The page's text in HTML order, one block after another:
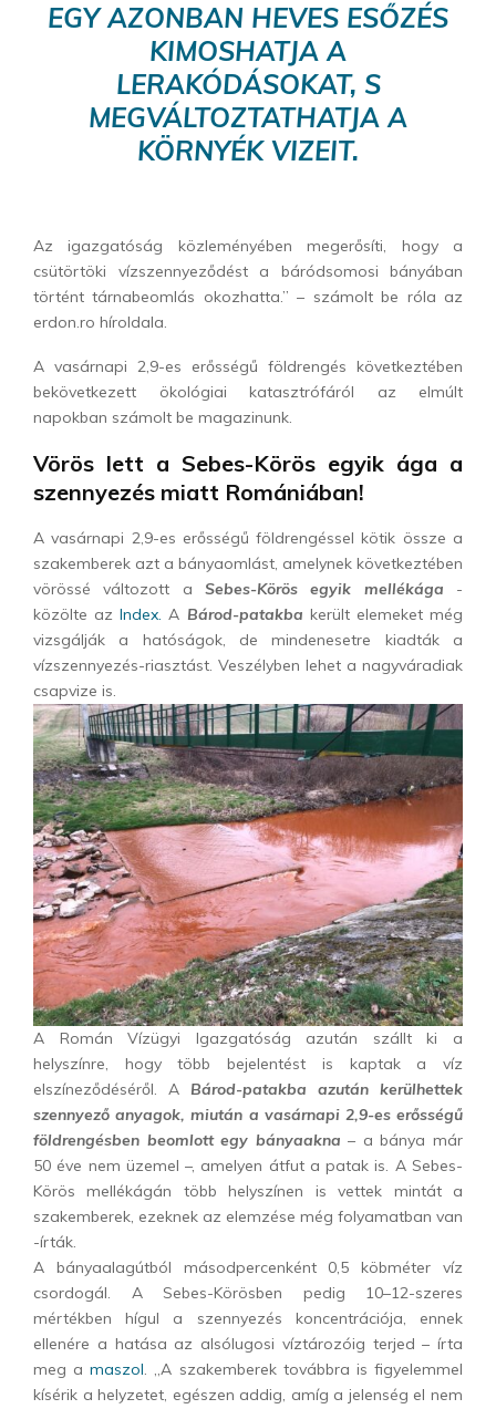
EGY AZONBAN HEVES ESŐZÉS
KIMOSHATJA A
LERAKÓDÁSOKAT, S
MEGVÁLTOZTATHATJA A
KÖRNYÉK VIZEIT.
Az igazgatóság közleményében megerősíti, hogy a
csütörtöki vízszennyeződést a báródsomosi bányában
történt tárnabeomlás okozhatta.” – számolt be róla az
erdon.ro híroldala.
A vasárnapi 2,9-es erősségű földrengés következtében
bekövetkezett ökológiai katasztrófáról az elmúlt
napokban számolt be magazinunk.
Vörös lett a Sebes-Körös egyik ága a
szennyezés miatt Romániában!
A vasárnapi 2,9-es erősségű földrengéssel kötik össze a
szakemberek azt a bányaomlást, amelynek következtében
vörössé változott a Sebes-Körös egyik mellékága -
közölte azIndex. A Bárod-patakba került elemeket még
vizsgálják a hatóságok, de mindenesetre kiadták a
vízszennyezés-riasztást. Veszélyben lehet a nagyváradiak
csapvize is.
A Román Vízügyi Igazgatóság azután szállt ki a
helyszínre, hogy több bejelentést is kaptak a víz
elszíneződéséről. A Bárod-patakba azután kerülhettek
szennyező anyagok, miután a vasárnapi 2,9-es erősségű
földrengésben beomlott egy bányaakna – a bánya már
50 éve nem üzemel –, amelyen átfut a patak is. A Sebes-
Körös mellékágán több helyszínen is vettek mintát a
szakemberek, ezeknek az elemzése még folyamatban van
-írták.
A bányaalagútból másodpercenként 0,5 köbméter víz
csordogál. A Sebes-Körösben pedig 10–12-szeres
mértékben hígul a szennyezés koncentrációja, ennek
ellenére a hatása az alsólugosi víztározóig terjed – írta
meg amaszol. „A szakemberek továbbra is figyelemmel
kísérik a helyzetet, egészen addig, amíg a jelenség el nem